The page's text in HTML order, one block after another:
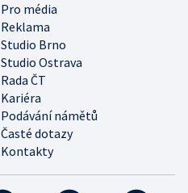
Pro média
Reklama
Studio Brno
Studio Ostrava
Rada ČT
Kariéra
Podávání námětů
Časté dotazy
Kontakty